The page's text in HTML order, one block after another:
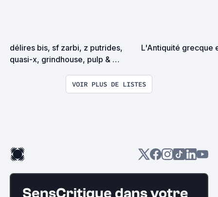
délires bis, sf zarbi, z putrides,
quasi-x, grindhouse, pulp &
L'Antiquité grecque
VOIR PLUS DE LISTES
SensCritique dans votre